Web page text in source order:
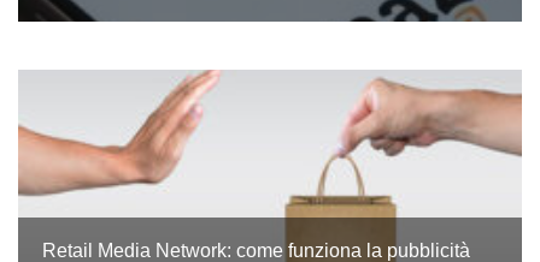
Retail Media Network: come funziona la pubblicità